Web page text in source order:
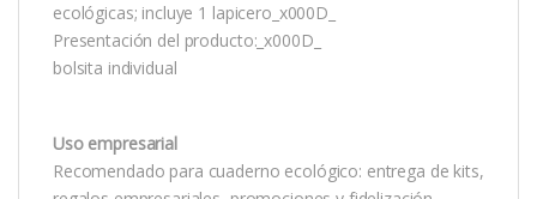
ecológicas; incluye 1 lapicero_x000D_
Presentación del producto:_x000D_
bolsita individual
Uso empresarial
Recomendado para cuaderno ecológico: entrega de kits,